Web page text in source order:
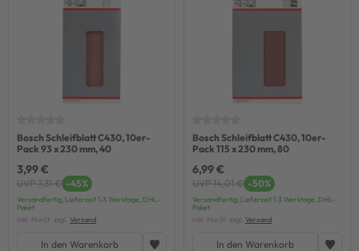
Bosch Schleifblatt C430, 10er-
Pack 93 x 230 mm, 40
3,99 €
UVP 7,31 € -45%
Versandfertig, Lieferzeit 1-3 Werktage, DHL-
Paket
inkl. MwSt. zzgl. Versand
In den Warenkorb
Bosch Schleifblatt C430, 10er-
Pack 115 x 230 mm, 80
6,99 €
UVP 14,01 € -50%
Versandfertig, Lieferzeit 1-3 Werktage, DHL-
Paket
inkl. MwSt. zzgl. Versand
In den Warenkorb